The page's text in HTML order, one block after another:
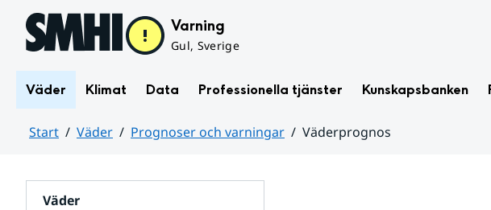
Hoppa till sidans innehåll Varning
Gul, Sverige
Väder Klimat Data Professionella tjänster Kunskapsbanken
Start Väder Prognoser och varningar
Väderprognos
Väder
för
varningar